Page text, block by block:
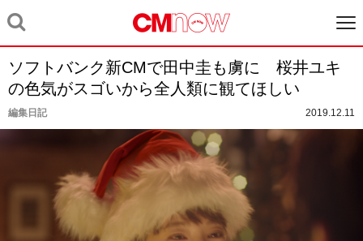
ソフトバンク新CMで田中圭も虜に 桜井ユキ
の色気がスゴいから全人類に観てほしい
編集日記 2019.12.11